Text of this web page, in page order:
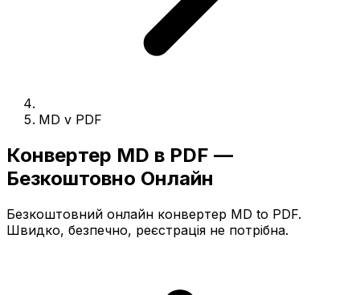
MD v PDF
Конвертер MD в PDF —
Безкоштовно Онлайн
Безкоштовний онлайн конвертер MD to PDF.
Швидко, безпечно, реєстрація не потрібна.